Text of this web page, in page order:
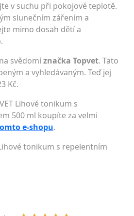
v suchu při pokojové teplotě.
slunečním zářením a
mimo dosah dětí a
svědomíznačka Topvet. Tato
a vyhledávaným. Teď jej
Kč.
Lihové tonikum s
500 ml koupíte za velmi
e-shopu.
tonikum s repelentním